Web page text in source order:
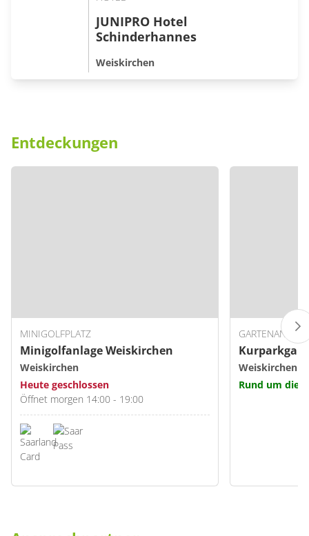
JUNIPRO Hotel
Schinderhannes
Weiskirchen
Entdeckungen
MINIGOLFPLATZ
Minigolfanlage Weiskirchen
Weiskirchen
Heute geschlossen
Öffnet morgen 14:00 - 19:00
GARTENANLAGE
Weiskirchen
Rund um die